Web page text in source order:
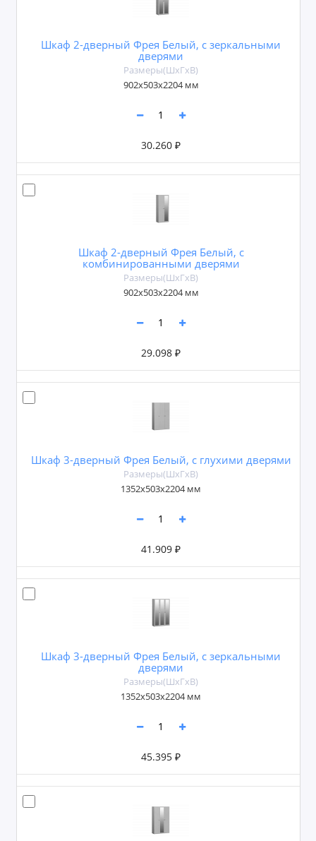
Шкаф 2-дверный Фрея Белый, с зеркальными
дверями
Размеры(ШxГxВ)
902х503х2204 мм
30.260 ₽
Шкаф 2-дверный Фрея Белый, с
комбинированными дверями
Размеры(ШxГxВ)
902х503х2204 мм
29.098 ₽
Шкаф 3-дверный Фрея Белый, с глухими дверями
Размеры(ШxГxВ)
1352х503х2204 мм
41.909 ₽
Шкаф 3-дверный Фрея Белый, с зеркальными
дверями
Размеры(ШxГxВ)
1352х503х2204 мм
45.395 ₽